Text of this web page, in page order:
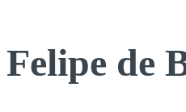
Felipe de